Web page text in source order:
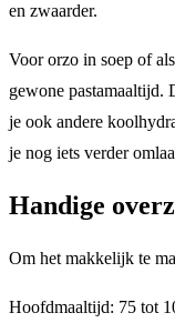
en zwaarder.
Voor orzo in soep of
gewone pastamaaltijd.
je ook andere
je nog iets verder
Handige
Om het makkelijk te
Hoofdmaaltijd: 75 tot